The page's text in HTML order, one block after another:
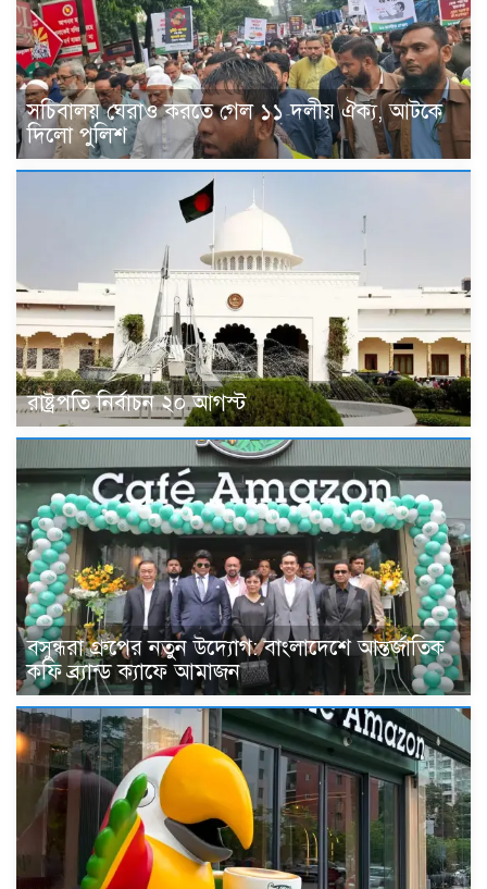
সচিবালয় ঘেরাও করতে গেল ১১ দলীয় ঐক্য, আটকে
দিলো পুলিশ
রাষ্ট্রপতি নির্বাচন ২০ আগস্ট
বসুন্ধরা গ্রুপের নতুন উদ্যোগ: বাংলাদেশে আন্তর্জাতিক
কফি ব্র্যান্ড ক্যাফে আমাজন